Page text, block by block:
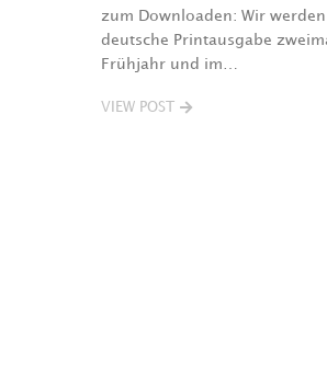
zum Downloaden: Wir
deutsche Printausgabe
Frühjahr und im…
VIEW POST